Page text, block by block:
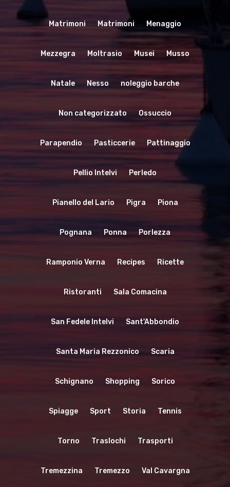
Matrimoni Matrimoni Menaggio
Mezzegra Moltrasio Musei Musso
Natale Nesso noleggio barche
Non categorizzato Ossuccio
Parapendio Pasticcerie Pattinaggio
Pellio Intelvi Perledo
Pianello del Lario Pigra Piona
Pognana Ponna Porlezza
Ramponio Verna Recipes Ricette
Ristoranti Sala Comacina
San Fedele Intelvi Sant'Abbondio
Santa Maria Rezzonico Scaria
Schignano Shopping Sorico
Spiagge Sport Storia Tennis
Torno Traslochi Trasporti
Tremezzina Tremezzo Val Cavargna